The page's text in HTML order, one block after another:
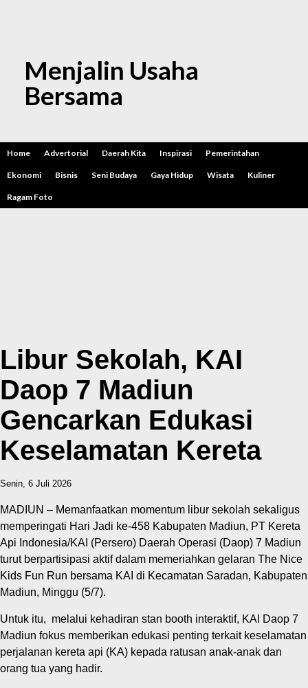
Menjalin Usaha
Bersama
Home Advertorial Daerah Kita Inspirasi Pemerintahan
Ekonomi Bisnis Seni Budaya Gaya Hidup Wisata Kuliner
Ragam Foto
Libur Sekolah, KAI
Daop 7 Madiun
Gencarkan Edukasi
Keselamatan Kereta
Senin, 6 Juli 2026
MADIUN – Memanfaatkan momentum libur sekolah sekaligus
memperingati Hari Jadi ke-458 Kabupaten Madiun, PT Kereta
Api Indonesia/KAI (Persero) Daerah Operasi (Daop) 7 Madiun
turut berpartisipasi aktif dalam memeriahkan gelaran The Nice
Kids Fun Run bersama KAI di Kecamatan Saradan, Kabupaten
Madiun, Minggu (5/7).
‎Untuk itu, melalui kehadiran stan booth interaktif, KAI Daop 7
Madiun fokus memberikan edukasi penting terkait keselamatan
perjalanan kereta api (KA) kepada ratusan anak-anak dan
orang tua yang hadir.